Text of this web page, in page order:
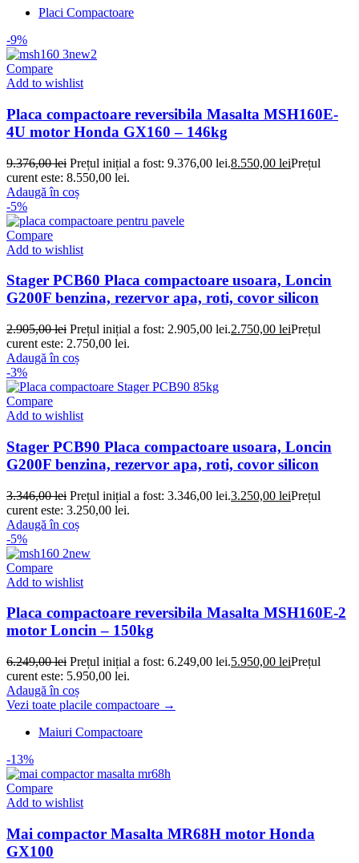
Placi Compactoare
-9%
Compare
Add to wishlist
Placa compactoare reversibila Masalta MSH160E-
4U motor Honda GX160 – 146kg
9.376,00lei Prețul inițial a fost: 9.376,00 lei.8.550,00 leiPrețul
curent este: 8.550,00 lei.
Adaugă în coș
-5%
Compare
Add to wishlist
Stager PCB60 Placa compactoare usoara, Loncin
G200F benzina, rezervor apa, roti, covor silicon
2.905,00lei Prețul inițial a fost: 2.905,00 lei.2.750,00 leiPrețul
curent este: 2.750,00 lei.
Adaugă în coș
-3%
Compare
Add to wishlist
Stager PCB90 Placa compactoare usoara, Loncin
G200F benzina, rezervor apa, roti, covor silicon
3.346,00lei Prețul inițial a fost: 3.346,00 lei.3.250,00 leiPrețul
curent este: 3.250,00 lei.
Adaugă în coș
-5%
Compare
Add to wishlist
Placa compactoare reversibila Masalta MSH160E-2
motor Loncin – 150kg
6.249,00lei Prețul inițial a fost: 6.249,00 lei.5.950,00 leiPrețul
curent este: 5.950,00 lei.
Adaugă în coș
Vezi toate placile compactoare →
Maiuri Compactoare
-13%
Compare
Add to wishlist
Mai compactor Masalta MR68H motor Honda
GX100